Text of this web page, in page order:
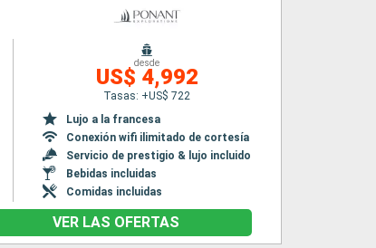
desde
US$ 4,992
Tasas: +US$ 722
Lujo a la francesa
Conexión wifi ilimitado de cortesía
Servicio de prestigio & lujo incluido
Bebidas incluidas
Comidas incluidas
VER LAS OFERTAS